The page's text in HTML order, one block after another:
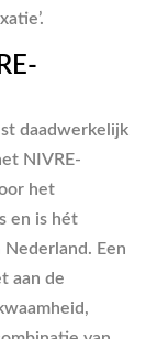
daadwerkelijk
NIVRE-
het
en is hét
Een
aan de